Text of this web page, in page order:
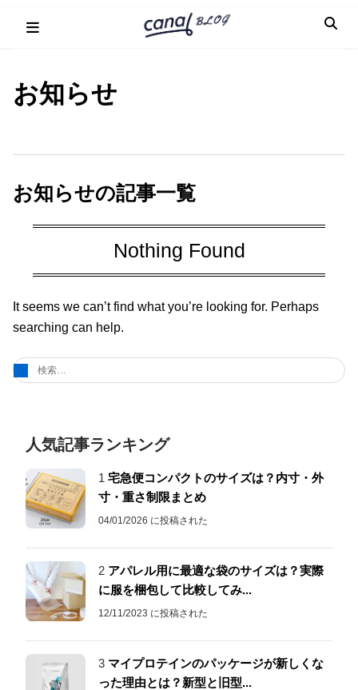
お知らせ
お知らせの記事一覧
Nothing Found
It seems we can’t find what you’re looking for. Perhaps
searching can help.
検
人気記事ランキング
1 宅急便コンパクトのサイズは？内寸・外
寸・重さ制限まとめ
04/01/2026 に投稿された
2 アパレル用に最適な袋のサイズは？実際
に服を梱包して比較してみ...
12/11/2023 に投稿された
3 マイプロテインのパッケージが新しくな
った理由とは？新型と旧型...